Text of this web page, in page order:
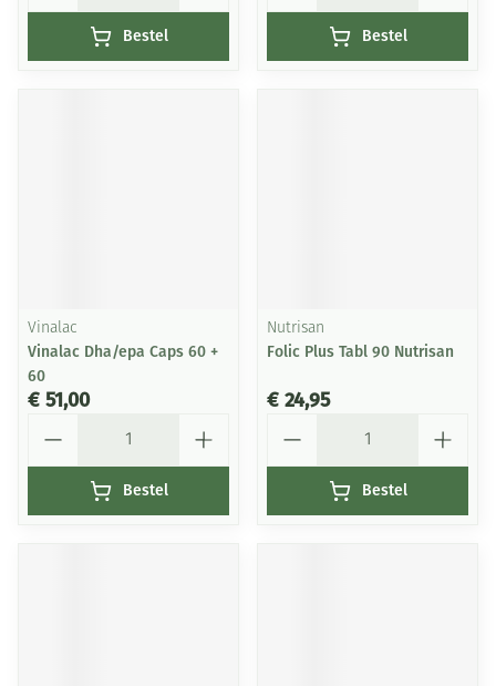
Bestel Bestel
Vinalac
Vinalac Dha/epa Caps 60 +
60
€ 51,00
Bestel
Nutrisan
Folic Plus Tabl 90 Nutrisan
€ 24,95
Bestel